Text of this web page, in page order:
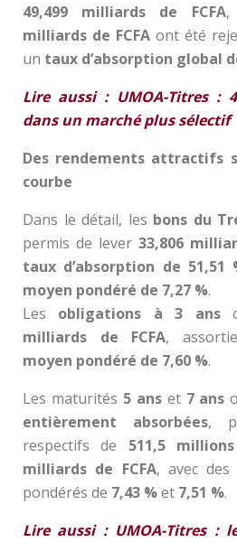
49,499 milliards de FCFA,
milliards de FCFA ont été
un taux d’absorption global
Lire aussi : UMOA-Titres :
dans un marché plus sélectif
Des rendements attractifs
courbe
Dans le détail, les bons du
permis de lever 33,806
taux d’absorption de 51,51
moyen pondéré de 7,27 %.
Les obligations à 3 ans
milliards de FCFA,
moyen pondéré de 7,60 %.
Les maturités 5 anset 7 ans
entièrement absorbées,
respectifs de 511,5
milliards de FCFA, avec des
pondérés de 7,43 %et 7,51 %.
Lire aussi : UMOA-Titres :